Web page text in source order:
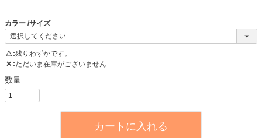
カラー サイズ
△ 残りわずかです。
✕ ただいま在庫がございません
カートに入れる